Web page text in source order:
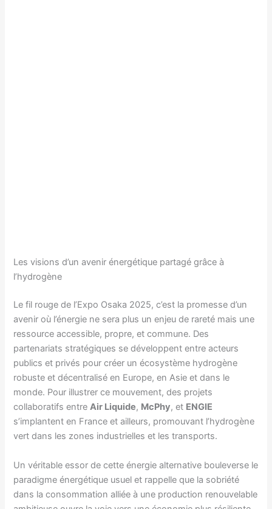
Les visions d’un avenir énergétique partagé grâce à
l’hydrogène
Le fil rouge de l’Expo Osaka 2025, c’est la promesse d’un
avenir où l’énergie ne sera plus un enjeu de rareté mais une
ressource accessible, propre, et commune. Des
partenariats stratégiques se développent entre acteurs
publics et privés pour créer un écosystème hydrogène
robuste et décentralisé en Europe, en Asie et dans le
monde. Pour illustrer ce mouvement, des projets
collaboratifs entreAir Liquide, McPhy, et ENGIE
s’implantent en France et ailleurs, promouvant l’hydrogène
vert dans les zones industrielles et les transports.
Un véritable essor de cette énergie alternative bouleverse le
paradigme énergétique usuel et rappelle que la sobriété
dans la consommation alliée à une production renouvelable